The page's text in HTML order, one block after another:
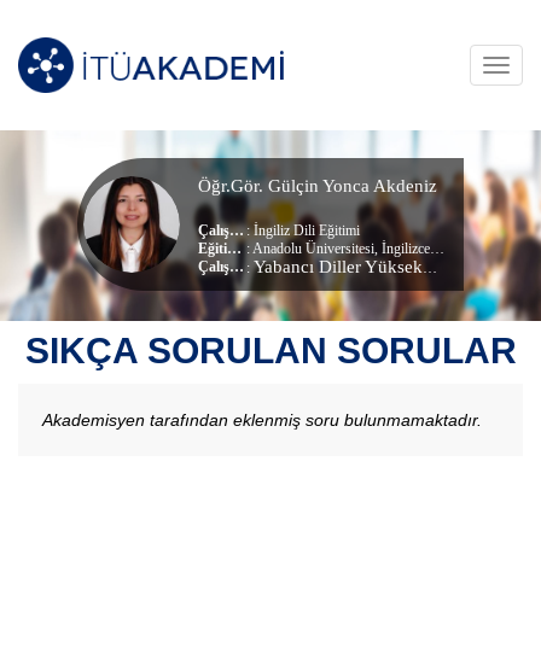
Öğr.Gör. Gülçin Yonca Akdeniz
Çalışma Alanları:İngiliz Dili Eğitimi
Eğitim Durumu
: Anadolu Üniversitesi, İngilizce Eğitimi (yl) (tezli) (Yüksek Lisans)
Çalıştığı Birim :Yabancı Diller Yüksekokulu
SIKÇA SORULAN SORULAR
Akademisyen tarafından eklenmiş soru bulunmamaktadır.